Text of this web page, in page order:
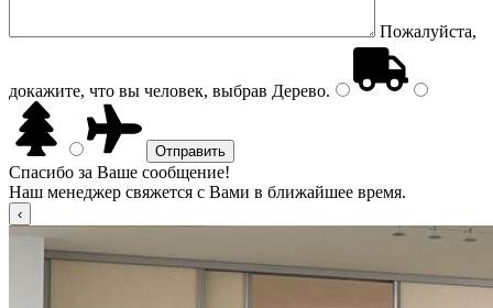
Пожалуйста,
докажите, что вы человек, выбрав Дерево.
Спасибо за Ваше сообщение!
Наш менеджер свяжется с Вами в ближайшее время.